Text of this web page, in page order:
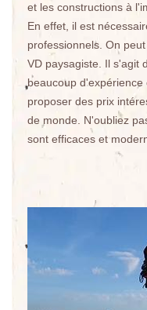
et les constructions à
En effet, il est
professionnels. On
VD paysagiste. Il s'agit
beaucoup
proposer des prix
de monde. N'oubliez
sont efficaces et